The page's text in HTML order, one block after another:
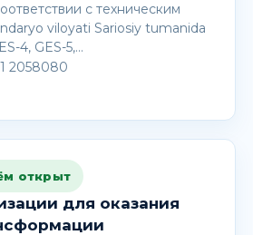
с техническим
viloyati Sariosiy tumanida
4, GES-5,…
2058080
открыт
для оказания